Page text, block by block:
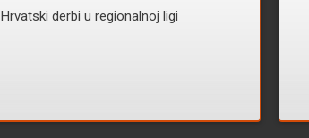
Hrvatski derbi u regionalnoj ligi